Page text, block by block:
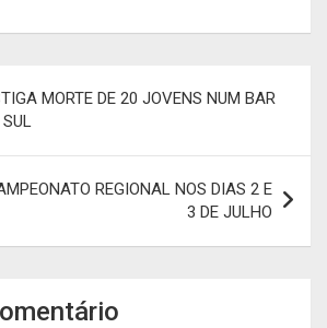
MORTE DE 20 JOVENS NUM BAR
REGIONAL NOS DIAS 2 E
3 DE JULHO